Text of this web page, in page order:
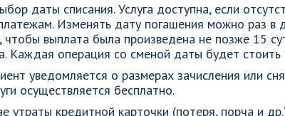
даты списания. Услуга доступна, если
Изменять дату погашения можно раз в
чтобы выплата была произведена не позже 15
Каждая операция со сменой даты будет стоить
уведомляется о размерах зачисления или
осуществляется бесплатно.
утраты кредитной карточки (потеря, порча и